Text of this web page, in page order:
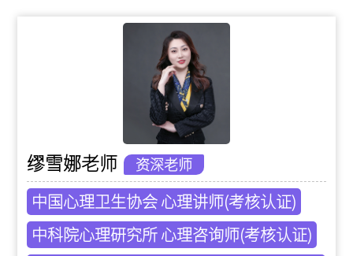
缪雪娜老师 资深老师
中国心理卫生协会 心理讲师(考核认证)
中科院心理研究所 心理咨询师(考核认证)